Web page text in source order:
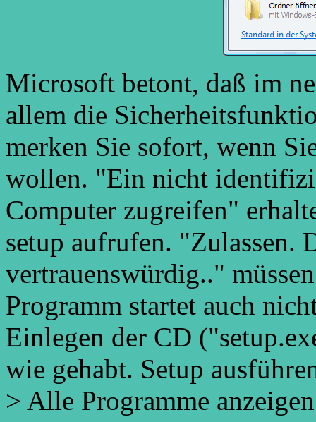
Microsoft betont, daß im
allem die
merken Sie sofort, wenn
wollen. "Ein nicht
Computer zugreifen"
setup aufrufen. "Zulassen.
vertrauenswürdig.."
Programm startet auch
Einlegen der CD
wie gehabt. Setup
> Alle Programme